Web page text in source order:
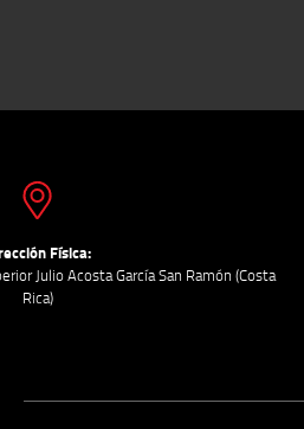
Física:
Julio Acosta García San Ramón (Costa
Rica)